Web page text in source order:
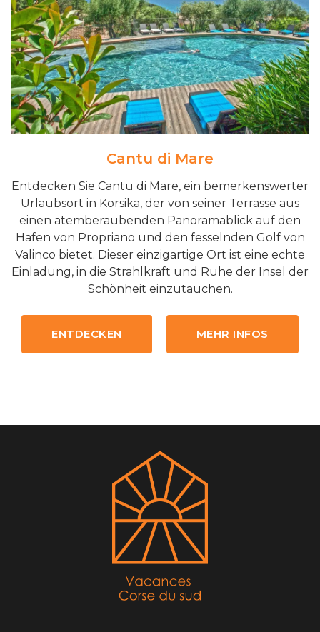
Cantu di Mare
Entdecken Sie Cantu di Mare, ein bemerkenswerter
Urlaubsort in Korsika, der von seiner Terrasse aus
einen atemberaubenden Panoramablick auf den
Hafen von Propriano und den fesselnden Golf von
Valinco bietet. Dieser einzigartige Ort ist eine echte
Einladung, in die Strahlkraft und Ruhe der Insel der
Schönheit einzutauchen.
ENTDECKEN MEHR INFOS